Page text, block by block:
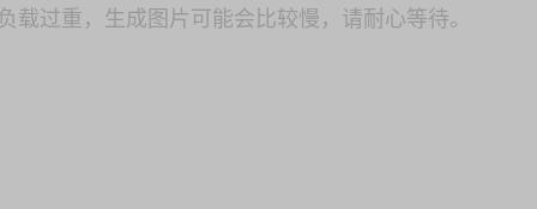
载过重，生成图片可能会比较慢，请耐心等待。